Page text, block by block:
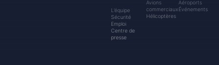
L’équipe
Sécurité
Emploi
Centre de
presse
Avions
commerciaux
Hélicoptères
Aéroports
Événements